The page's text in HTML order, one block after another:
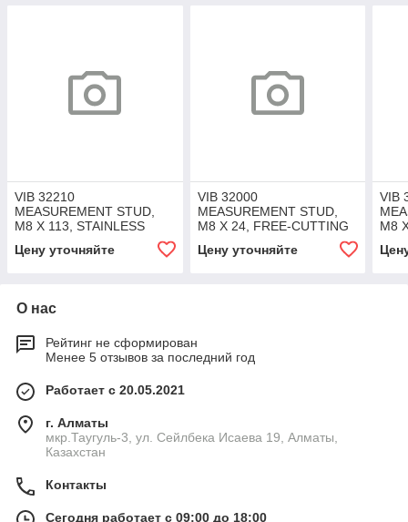
VIB 32210
MEASUREMENT STUD,
M8 X 113, STAINLESS
Цену уточняйте
VIB 32000
MEASUREMENT STUD,
M8 X 24, FREE-CUTTING
STEEL, NICKEL-PLATED
Цену уточняйте
VIB
M8
О нас
Рейтинг не сформирован
Менее 5 отзывов за последний год
Работает с 20.05.2021
г. Алматы
мкр.Таугуль-3, ул. Сейлбека Исаева 19, Алматы,
Казахстан
Контакты
Сегодня работает с 09:00 до 18:00